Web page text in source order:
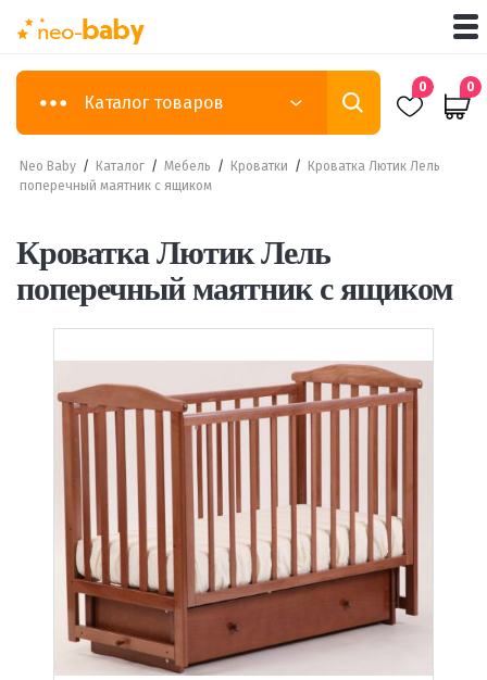
Каталог товаров
0 0
Neo Baby / Каталог / Мебель / Кроватки /
Кроватка Лютик Лель
поперечный маятник с ящиком
Кроватка Лютик Лель
поперечный маятник с ящиком